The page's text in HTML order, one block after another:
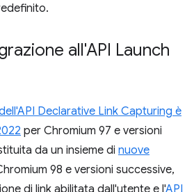
all'API Launch
Declarative Link Capturing è
per Chromium 97 e versioni
da un insieme di nuove
98 e versioni successive,
di link abilitata dall'utente e l'API